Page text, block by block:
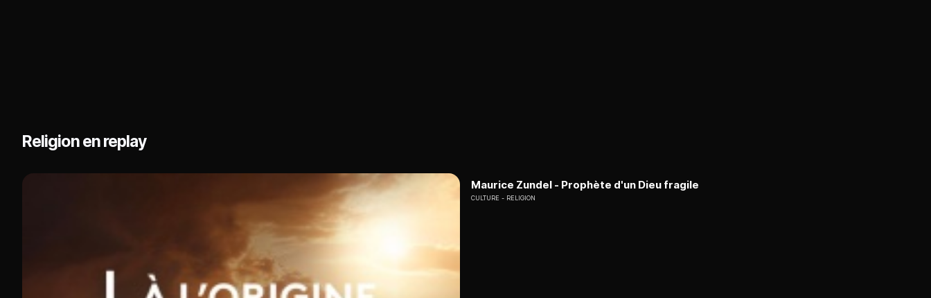
Religion en replay
Maurice Zundel - Prophète d'un Dieu fragile
CULTURE RELIGION